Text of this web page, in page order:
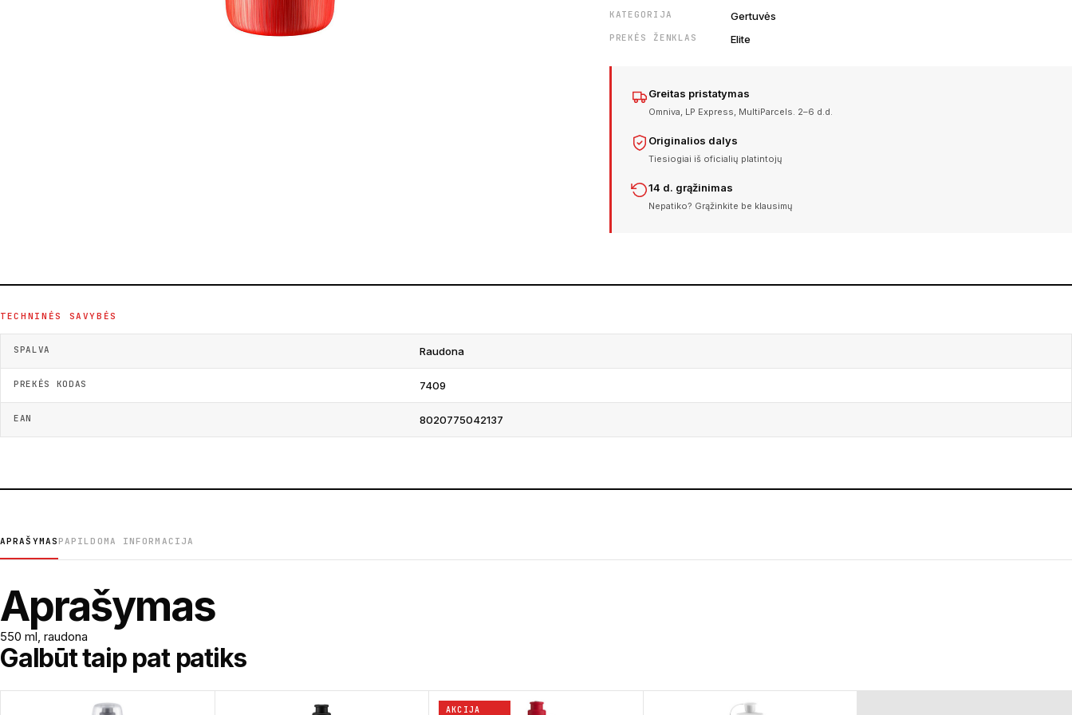
KATEGORIJA Gertuvės
PREKĖS ŽENKLAS Elite
Greitas pristatymas
Omniva, LP Express, MultiParcels. 2–6 d.d.
Originalios dalys
Tiesiogiai iš oficialių platintojų
14 d. grąžinimas
Nepatiko? Grąžinkite be klausimų
TECHNINĖS SAVYBĖS
SPALVA Raudona
PREKĖS KODAS 7409
EAN 8020775042137
APRAŠYMAS PAPILDOMA INFORMACIJA
Aprašymas
550 ml, raudona
Galbūt taip pat patiks
AKCIJA